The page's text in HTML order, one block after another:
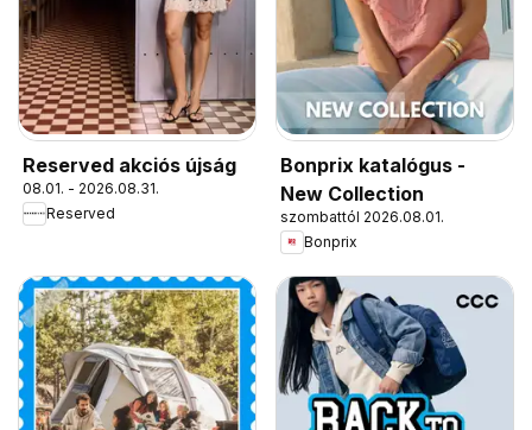
Reserved akciós újság
08.01. - 2026.08.31.
Reserved
Bonprix katalógus -
New Collection
szombattól 2026.08.01.
Bonprix